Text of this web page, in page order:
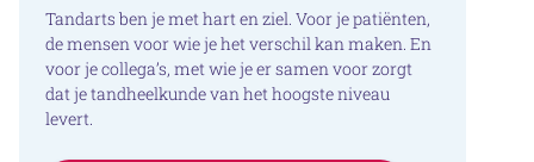
Tandarts ben je met hart en ziel. Voor je patiënten,
de mensen voor wie je het verschil kan maken. En
voor je collega’s, met wie je er samen voor zorgt
dat je tandheelkunde van het hoogste niveau
levert.